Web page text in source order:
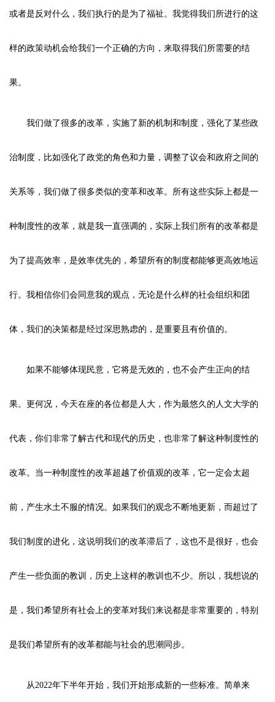
或者是反对什么，我们执行的是为了福祉。我觉得我们所进行的这
样的政策动机会给我们一个正确的方向，来取得我们所需要的结
果。
我们做了很多的改革，实施了新的机制和制度，强化了某些政
治制度，比如强化了政党的角色和力量，调整了议会和政府之间的
关系等，我们做了很多类似的变革和改革。所有这些实际上都是一
种制度性的改革，就是我一直强调的，实际上我们所有的改革都是
为了提高效率，是效率优先的，希望所有的制度都能够更高效地运
行。我相信你们会同意我的观点，无论是什么样的社会组织和团
体，我们的决策都是经过深思熟虑的，是重要且有价值的。
如果不能够体现民意，它将是无效的，也不会产生正向的结
果。更何况，今天在座的各位都是人大，作为最悠久的人文大学的
代表，你们非常了解古代和现代的历史，也非常了解这种制度性的
改革。当一种制度性的改革超越了价值观的改革，它一定会太超
前，产生水土不服的情况。如果我们的观念不断地更新，而超过了
我们制度的进化，这说明我们的改革滞后了，这也不是很好，也会
产生一些负面的教训，历史上这样的教训也不少。所以，我想说的
是，我们希望所有社会上的变革对我们来说都是非常重要的，特别
是我们希望所有的改革都能与社会的思潮同步。
从2022年下半年开始，我们开始形成新的一些标准。简单来